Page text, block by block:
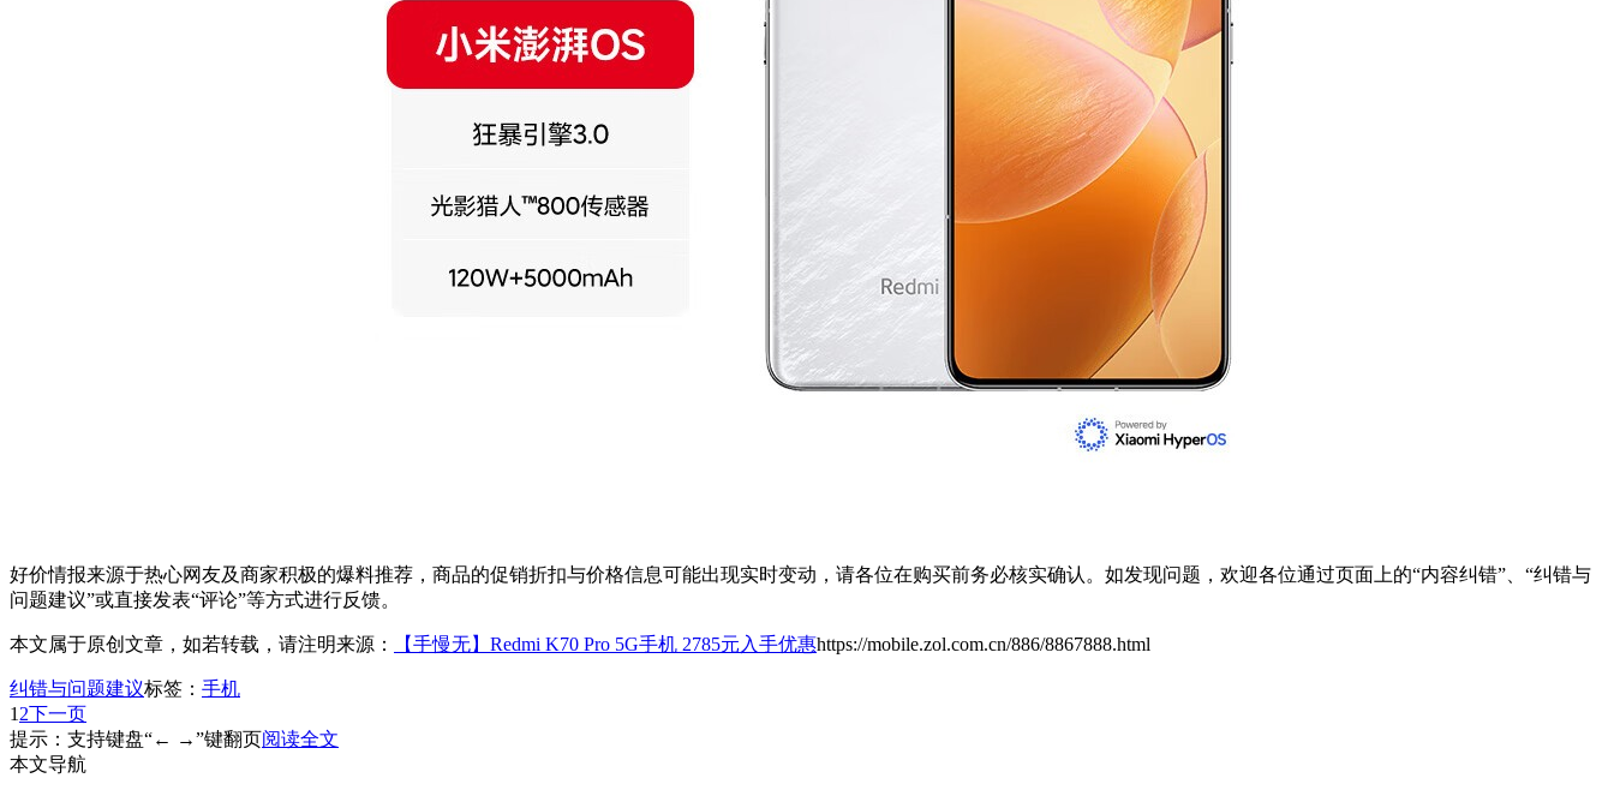
好价情报来源于热心网友及商家积极的爆料推荐，商品的促销折扣与价格信息可能出现实时变动，请各位在购买前务必核实确认。如发现问题，欢迎各位通过页面上的“内容纠错”、“纠错与
问题建议”或直接发表“评论”等方式进行反馈。
本文属于原创文章，如若转载，请注明来源： 【手慢无】Redmi K70 Pro 5G手机 2785元入手优惠https://mobile.zol.com.cn/886/8867888.html
纠错与问题建议标签： 手机
1 2下一页
提示：支持键盘“← →”键翻页阅读全文
本文导航